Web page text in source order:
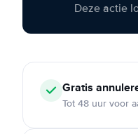
Deze actie
Gratis
Tot 48 uur voor